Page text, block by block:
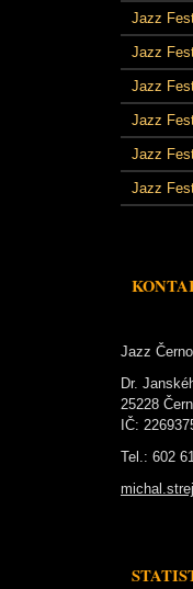
Jazz
Jazz
Jazz
Jazz
Jazz
Jazz
Jazz
Dr.
25228
IČ:
Tel.: 602